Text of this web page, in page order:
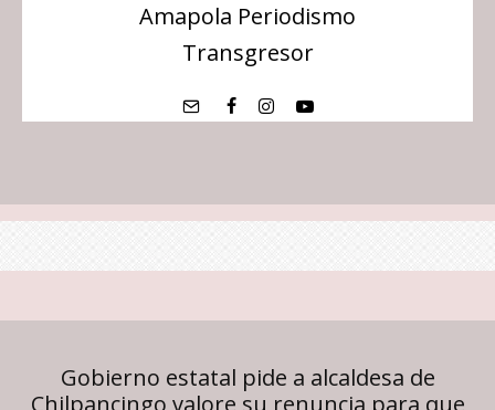
Amapola Periodismo
Transgresor
Gobierno estatal pide a alcaldesa de